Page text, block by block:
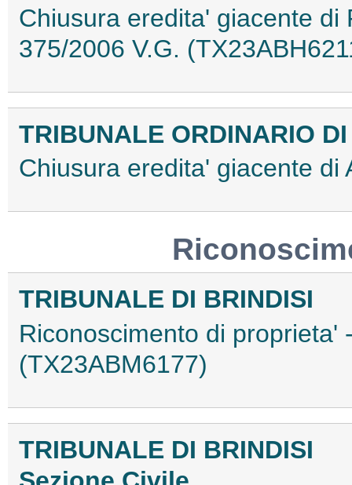
Chiusura eredita' giacente
375/2006 V.G.
TRIBUNALE ORDINARIO
Chiusura eredita' giacente di
TRIBUNALE DI BRINDISI
Riconoscimento di proprieta'
(TX23ABM6177)
TRIBUNALE DI BRINDISI